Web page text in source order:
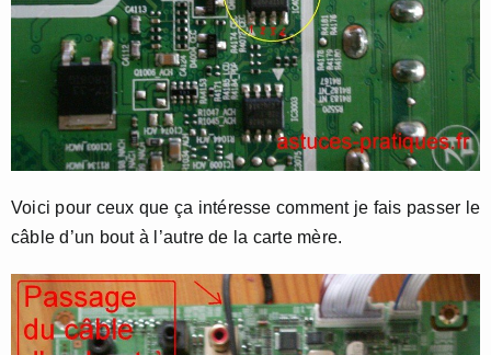
Voici pour ceux que ça intéresse comment je fais passer le
câble d’un bout à l’autre de la carte mère.